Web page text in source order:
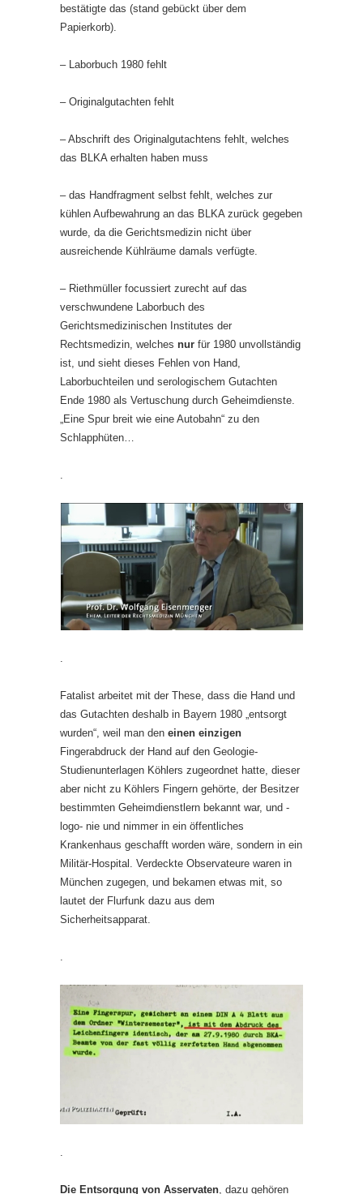
bestätigte das (stand gebückt über dem
Papierkorb).
– Laborbuch 1980 fehlt
– Originalgutachten fehlt
– Abschrift des Originalgutachtens fehlt, welches
das BLKA erhalten haben muss
– das Handfragment selbst fehlt, welches zur
kühlen Aufbewahrung an das BLKA zurück gegeben
wurde, da die Gerichtsmedizin nicht über
ausreichende Kühlräume damals verfügte.
– Riethmüller focussiert zurecht auf das
verschwundene Laborbuch des
Gerichtsmedizinischen Institutes der
Rechtsmedizin, welches nur für 1980 unvollständig
ist, und sieht dieses Fehlen von Hand,
Laborbuchteilen und serologischem Gutachten
Ende 1980 als Vertuschung durch Geheimdienste.
„Eine Spur breit wie eine Autobahn“ zu den
Schlapphüten…
.
Fatalist arbeitet mit der These, dass die Hand und
das Gutachten deshalb in Bayern 1980 „entsorgt
wurden“, weil man den einen einzigen
Fingerabdruck der Hand auf den Geologie-
Studienunterlagen Köhlers zugeordnet hatte, dieser
aber nicht zu Köhlers Fingern gehörte, der Besitzer
bestimmten Geheimdienstlern bekannt war, und -
logo- nie und nimmer in ein öffentliches
Krankenhaus geschafft worden wäre, sondern in ein
Militär-Hospital. Verdeckte Observateure waren in
München zugegen, und bekamen etwas mit, so
lautet der Flurfunk dazu aus dem
Sicherheitsapparat.
.
Die Entsorgung von Asservaten , dazu gehören